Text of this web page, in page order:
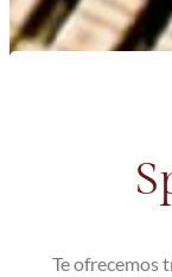
Te ofrecemos